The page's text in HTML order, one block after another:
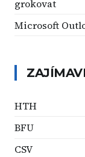
grokovat
Microsoft
HTH
BFU
CSV